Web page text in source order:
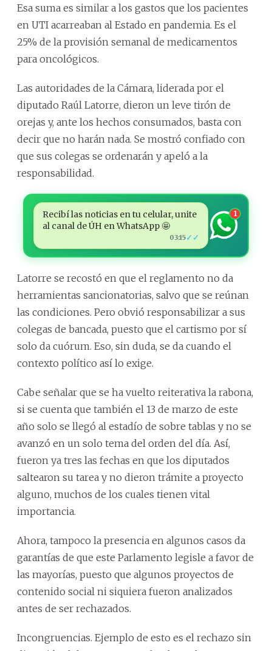
Esa suma es similar a los gastos que los pacientes
en UTI acarreaban al Estado en pandemia. Es el
25% de la provisión semanal de medicamentos
para oncológicos.
Las autoridades de la Cámara, liderada por el
diputado Raúl Latorre, dieron un leve tirón de
orejas y, ante los hechos consumados, basta con
decir que no harán nada. Se mostró confiado con
que sus colegas se ordenarán y apeló a la
responsabilidad.
Recibí las noticias en tu celular, unite
al canal de ÚH en WhatsApp 🤩
03:15✓✓
1
Latorre se recostó en que el reglamento no da
herramientas sancionatorias, salvo que se reúnan
las condiciones. Pero obvió responsabilizar a sus
colegas de bancada, puesto que el cartismo por sí
solo da cuórum. Eso, sin duda, se da cuando el
contexto político así lo exige.
Cabe señalar que se ha vuelto reiterativa la rabona,
si se cuenta que también el 13 de marzo de este
año solo se llegó al estadío de sobre tablas y no se
avanzó en un solo tema del orden del día. Así,
fueron ya tres las fechas en que los diputados
saltearon su tarea y no dieron trámite a proyecto
alguno, muchos de los cuales tienen vital
importancia.
Ahora, tampoco la presencia en algunos casos da
garantías de que este Parlamento legisle a favor de
las mayorías, puesto que algunos proyectos de
contenido social ni siquiera fueron analizados
antes de ser rechazados.
Incongruencias. Ejemplo de esto es el rechazo sin